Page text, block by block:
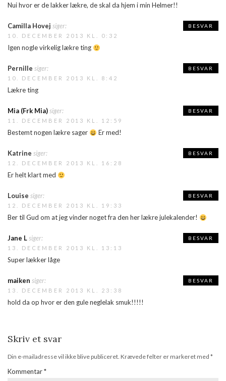
Nui hvor er de lakker lækre, de skal da hjem i min Helmer!!
Camilla Hovej siger:
10. DECEMBER 2013 KL. 0:32
Igen nogle virkelig lækre ting
BESVAR
Pernille siger:
10. DECEMBER 2013 KL. 8:42
Lækre ting
BESVAR
Mia (Frk Mia)siger:
11. DECEMBER 2013 KL. 12:59
Bestemt nogen lækre sager Er med!
BESVAR
Katrine siger:
12. DECEMBER 2013 KL. 16:28
Er helt klart med
BESVAR
Louise siger:
12. DECEMBER 2013 KL. 19:33
Ber til Gud om at jeg vinder noget fra den her lækre julekalender!
BESVAR
Jane Lsiger:
13. DECEMBER 2013 KL. 13:13
Super lækker låge
BESVAR
maiken siger:
13. DECEMBER 2013 KL. 23:38
hold da op hvor er den gule neglelak smuk!!!!!
BESVAR
Skriv et svar
Din e-mailadresse vil ikke blive publiceret. Krævede felter er markeret med *
Kommentar*